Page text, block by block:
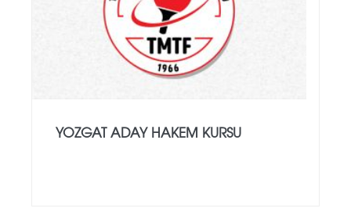
YOZGAT ADAY HAKEM KURSU